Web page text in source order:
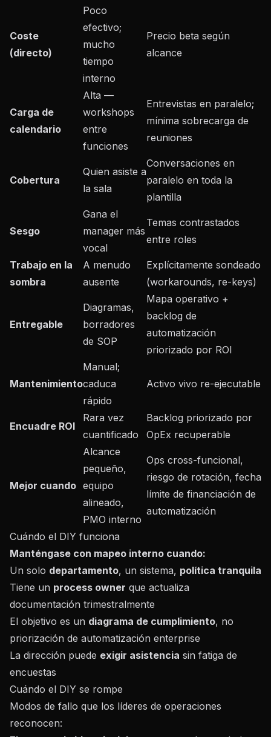
Coste
(directo)
Poco
efectivo;
mucho
tiempo
interno
Precio beta según
alcance
Carga de
calendario
Alta —
workshops
entre
funciones
Entrevistas en paralelo;
mínima sobrecarga de
reuniones
Cobertura
Quien asiste a
la sala
Conversaciones en
paralelo en toda la
plantilla
Sesgo
Gana el
manager más
vocal
Temas contrastados
entre roles
Trabajo en la
sombra
A menudo
ausente
Explícitamente sondeado
(workarounds, re-keys)
Entregable
Diagramas,
borradores
de SOP
Mapa operativo +
backlog de
automatización
priorizado por ROI
Mantenimiento
Manual;
caduca
rápido
Activo vivo re-ejecutable
Encuadre ROI
Rara vez
cuantificado
Backlog priorizado por
OpEx recuperable
Mejor cuando
Alcance
pequeño,
equipo
alineado,
PMO interno
Ops cross-funcional,
riesgo de rotación, fecha
límite de financiación de
automatización
Cuándo el DIY funciona
Manténgase con mapeo interno cuando:
Un solo departamento, un sistema, política tranquila
Tiene un process owner que actualiza
documentación trimestralmente
El objetivo es un diagrama de cumplimiento, no
priorización de automatización enterprise
La dirección puede exigir asistencia sin fatiga de
encuestas
Cuándo el DIY se rompe
Modos de fallo que los líderes de operaciones
reconocen: